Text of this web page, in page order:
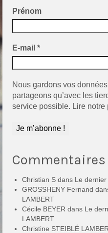
Prénom
E-mail *
Nous gardons vos
partageons qu’avec les
service possible. Lire
Christian S dans Le
GROSSHENY Fernand
LAMBERT
Cécile BEYER dans Le
LAMBERT
Christine STEIBLÉ